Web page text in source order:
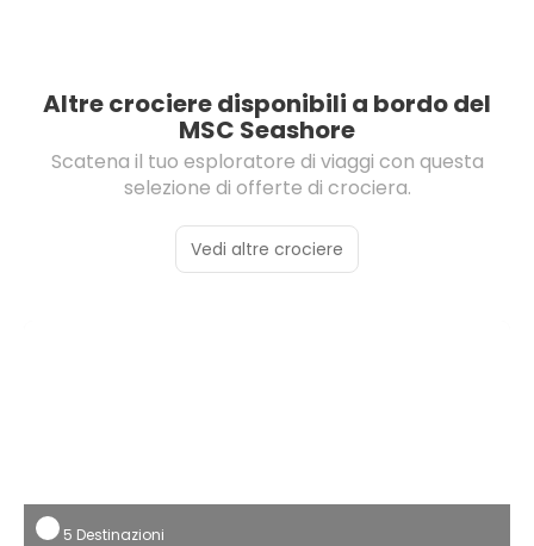
Altre crociere disponibili a bordo del
MSC Seashore
Scatena il tuo esploratore di viaggi con questa
selezione di offerte di crociera.
Vedi altre crociere
5 Destinazioni